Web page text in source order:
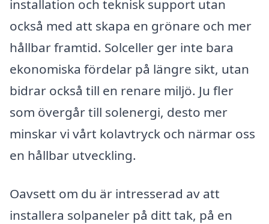
installation och teknisk support utan
också med att skapa en grönare och mer
hållbar framtid. Solceller ger inte bara
ekonomiska fördelar på längre sikt, utan
bidrar också till en renare miljö. Ju fler
som övergår till solenergi, desto mer
minskar vi vårt kolavtryck och närmar oss
en hållbar utveckling.
Oavsett om du är intresserad av att
installera solpaneler på ditt tak, på en